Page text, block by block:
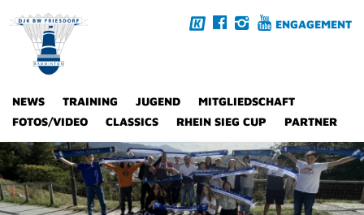
ENGAGEMENT
NEWS TRAINING JUGEND
MITGLIEDSCHAFT
FOTOS/VIDEO
CLASSICS RHEIN SIEG CUP PARTNER